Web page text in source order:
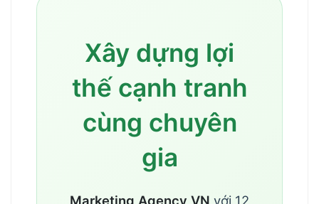
Xây dựng lợi
thế cạnh tranh
cùng chuyên
gia
Marketing Agency VN với 12